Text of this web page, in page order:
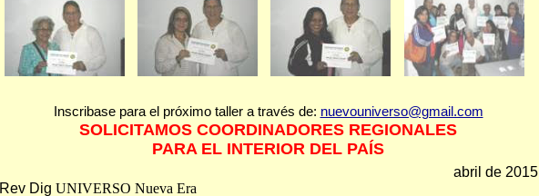
Inscribase para el próximo taller a través de: nuevouniverso@gmail.com
SOLICITAMOS COORDINADORES REGIONALES
PARA EL INTERIOR DEL PAÍS
abril de 2015
Rev Dig UNIVERSO Nueva Era